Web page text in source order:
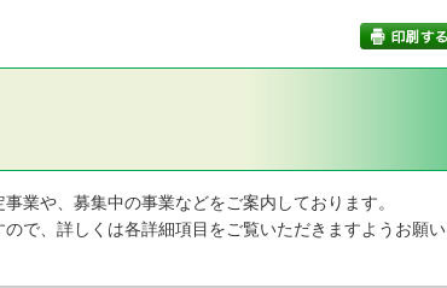
や、募集中の事業などをご案内しております。
で、詳しくは各詳細項目をご覧いただきますようお願い